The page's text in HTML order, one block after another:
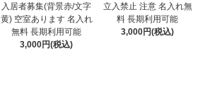
入居者募集(背景赤/文字
黄) 空室あります 名入れ
無料 長期利用可能
3,000円(税込)
立入禁止 注意 名入れ無
料 長期利用可能
3,000円(税込)